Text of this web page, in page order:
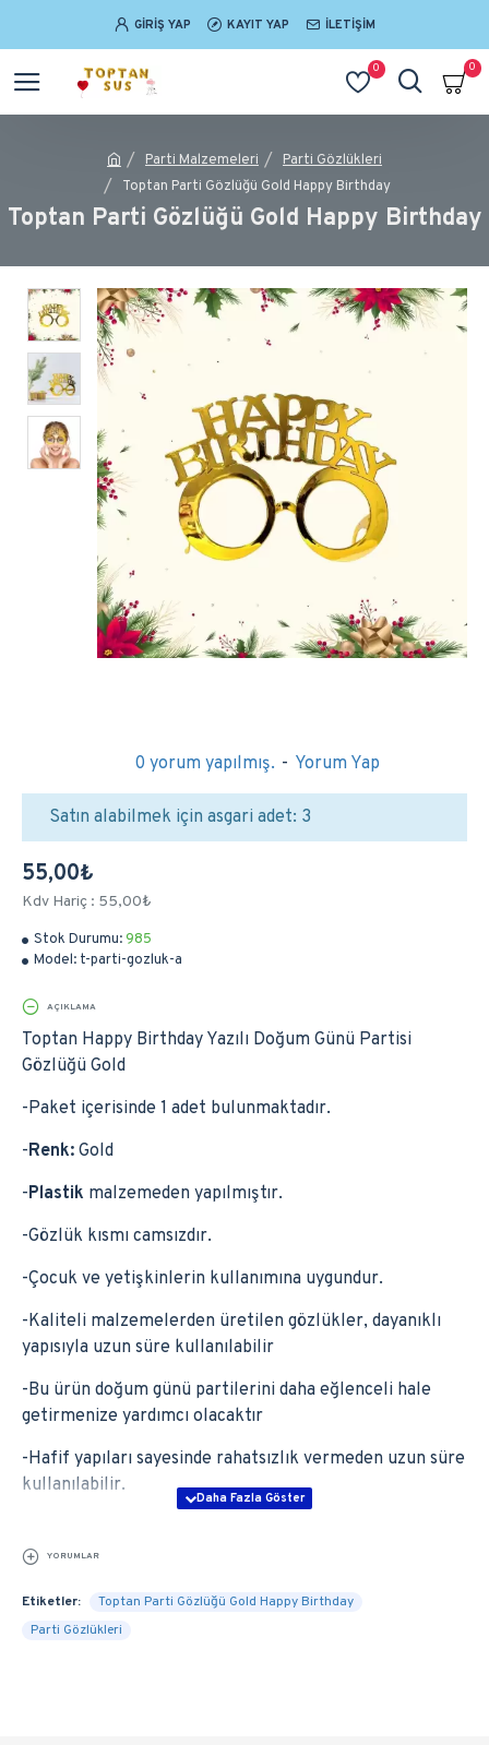
GIRIŞ YAP KAYIT YAP İLETIŞIM
0 0
Parti Malzemeleri
Parti Gözlükleri
Toptan Parti Gözlüğü Gold Happy Birthday
Toptan Parti Gözlüğü Gold Happy Birthday
Stok Durumu: 985
Model: t-parti-gozluk-a
0 yorum yapılmış. - Yorum Yap
55,00₺
Kdv Hariç : 55,00₺
Satın alabilmek için asgari adet: 3
AÇIKLAMA
Toptan Happy Birthday Yazılı Doğum Günü Partisi
Gözlüğü Gold
-Paket içerisinde 1 adet bulunmaktadır.
-Renk: Gold
-Plastik malzemeden yapılmıştır.
-Gözlük kısmı camsızdır.
-Çocuk ve yetişkinlerin kullanımına uygundur.
-Kaliteli malzemelerden üretilen gözlükler, dayanıklı
yapısıyla uzun süre kullanılabilir
-Bu ürün doğum günü partilerini daha eğlenceli hale
getirmenize yardımcı olacaktır
-Hafif yapıları sayesinde rahatsızlık vermeden uzun süre
kullanılabilir.
YORUMLAR
Etiketler:
Toptan Parti Gözlüğü Gold Happy Birthday
Parti Gözlükleri